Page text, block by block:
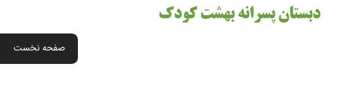
دبستان پسرانه بهشت کودک
صفحه نخست